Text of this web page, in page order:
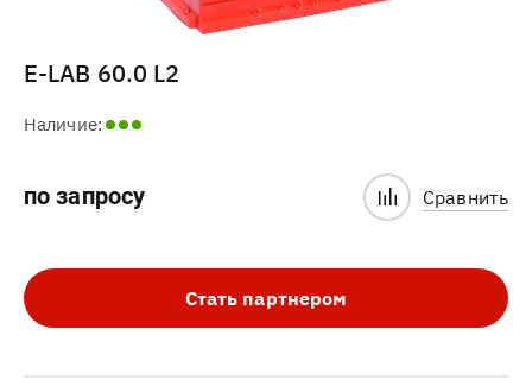
E-LAB 60.0 L2
Наличие:
по запросу Сравнить
Стать партнером